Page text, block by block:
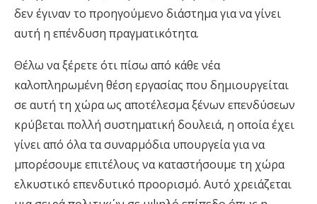
δεν έγιναν το προηγούμενο διάστημα για να γίνει
αυτή η επένδυση πραγματικότητα.
Θέλω να ξέρετε ότι πίσω από κάθε νέα
καλοπληρωμένη θέση εργασίας που δημιουργείται
σε αυτή τη χώρα ως αποτέλεσμα ξένων επενδύσεων
κρύβεται πολλή συστηματική δουλειά, η οποία έχει
γίνει από όλα τα συναρμόδια υπουργεία για να
μπορέσουμε επιτέλους να καταστήσουμε τη χώρα
ελκυστικό επενδυτικό προορισμό. Αυτό χρειάζεται